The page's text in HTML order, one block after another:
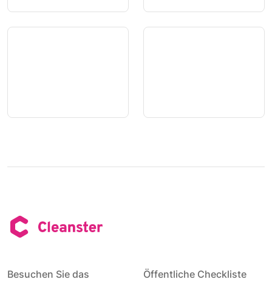
Besuchen Sie das
Öffentliche Checkliste